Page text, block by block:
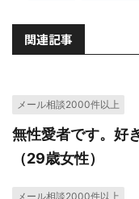
関連記事
メール相談2000件以上
無性愛者です。好
（29歳女性）
メール相談2000件以上